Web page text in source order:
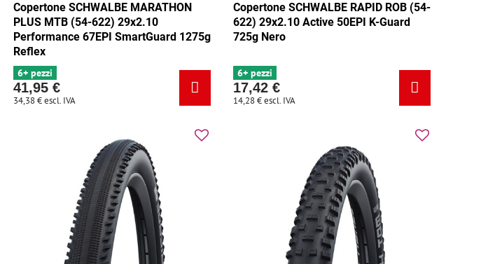
Copertone SCHWALBE MARATHON
PLUS MTB (54-622) 29x2.10
Performance 67EPI SmartGuard 1275g
Reflex
6+ pezzi
41,95 €
34,38 €escl. IVA
Copertone SCHWALBE RAPID ROB (54-
622) 29x2.10 Active 50EPI K-Guard
725g Nero
6+ pezzi
17,42 €
14,28 €escl. IVA